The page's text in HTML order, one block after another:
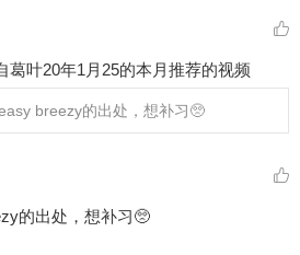
葛叶20年1月25的本月推荐的视频
breezy的出处，想补习🥺
的出处，想补习🥺